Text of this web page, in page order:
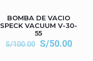
BOMBA DE VACIO
SPECK VACUUM V-30-
55
S/100.00 S/50.00